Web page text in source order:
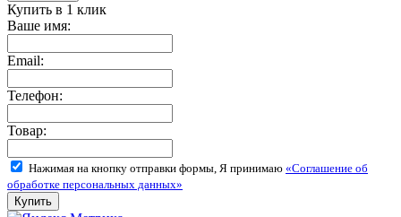
Купить в 1 клик
Ваше имя:
Email:
Телефон:
Товар:
Нажимая на кнопку отправки формы, Я принимаю «Соглашение об
обработке персональных данных»